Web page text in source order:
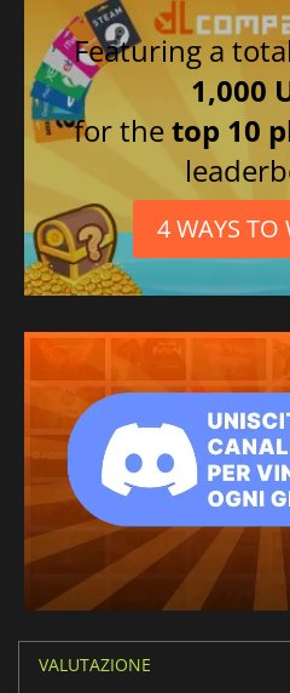
Featuring a
1,000
for thetop 10
4 WAYS TO
VALUTAZIONE